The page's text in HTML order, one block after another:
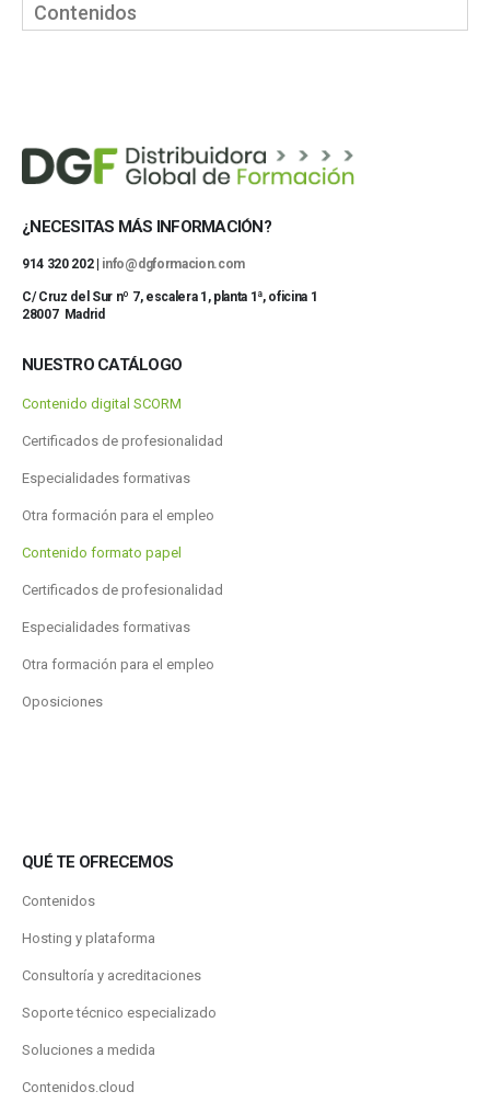
Contenidos
¿NECESITAS MÁS INFORMACIÓN?
914 320 202 | info@dgformacion.com
C/ Cruz del Sur nº 7, escalera 1, planta 1ª, oficina 1
28007 Madrid
NUESTRO CATÁLOGO
Contenido digital SCORM
Certificados de profesionalidad
Especialidades formativas
Otra formación para el empleo
Contenido formato papel
Certificados de profesionalidad
Especialidades formativas
Otra formación para el empleo
Oposiciones
QUÉ TE OFRECEMOS
Contenidos
Hosting y plataforma
Consultoría y acreditaciones
Soporte técnico especializado
Soluciones a medida
Contenidos.cloud